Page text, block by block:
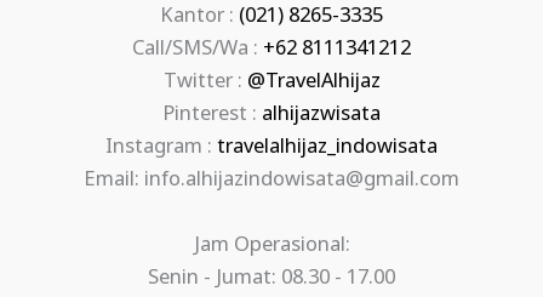
Kantor : (021) 8265-3335
Call/SMS/Wa : +62 8111341212
Twitter : @TravelAlhijaz
Pinterest : alhijazwisata
Instagram : travelalhijaz_indowisata
Email: info.alhijazindowisata@gmail.com
Jam Operasional:
Senin - Jumat: 08.30 - 17.00